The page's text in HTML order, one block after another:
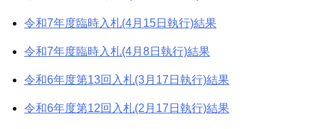
令和7年度臨時入札(4月15日執行)結果
令和7年度臨時入札(4月8日執行)結果
令和6年度第13回入札(3月17日執行)結果
令和6年度第12回入札(2月17日執行)結果